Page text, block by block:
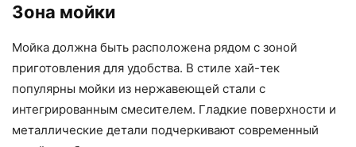
Зона мойки
Мойка должна быть расположена рядом с зоной
приготовления для удобства. В стиле хай-тек
популярны мойки из нержавеющей стали с
интегрированным смесителем. Гладкие поверхности и
металлические детали подчеркивают современный